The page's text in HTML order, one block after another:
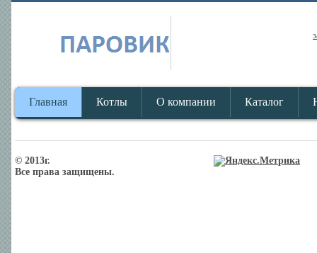
Главная Котлы О компании Каталог
© 2013г.
Все права защищены.